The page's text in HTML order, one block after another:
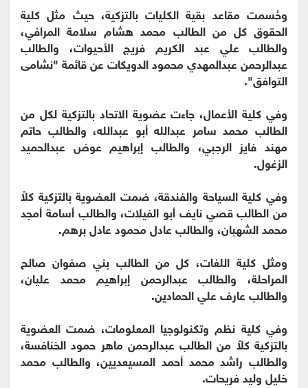
وحُسمت مقاعد بقية الكليات بالتزكية، حيث مثل كلية
الحقوق كل من الطالب محمد هشام سلامة المرافي،
والطالب علي عبد الكريم فريج الأحيوات، والطالب
عبدالرحمن عبدالمهدي محمود الدويكات عن قائمة "نشامى
التوافق".
وفي كلية الأعمال، جاءت عضوية الاتحاد بالتزكية لكل من
الطالب محمد سامر عبدالله أبو عبدالله، والطالب حاتم
مهند فايز الرجبي، والطالب إبراهيم عوض عبدالحميد
الزغول.
وفي كلية السياحة والفندقة، ضمت العضوية بالتزكية كلاً
من الطالب قصي نايف أبو الفيلات، والطالب أسامة أمجد
محمد الشهبان، والطالب عادل محمود عادل برهم.
ومثل كلية اللغات، كل من الطالب بني صفوان صالح
المراحلة، والطالب عبدالرحمن إبراهيم محمد عليان،
والطالب عارف علي الحمادين.
وفي كلية نظم وتكنولوجيا المعلومات، ضمت العضوية
بالتزكية كلاً من الطالب عبدالرحمن ماهر حمود الخنافسة،
والطالب راشد محمد أحمد المسيعديين، والطالب محمد
خليل وليد فريحات.